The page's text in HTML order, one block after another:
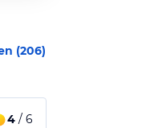
(206)
gut gepflegt.
4/ 6